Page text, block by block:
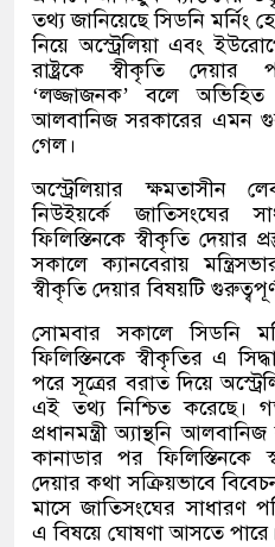
তথ্য জানিয়েছে সিডনি মর্নিং
নিয়ে অস্ট্রেলিয়া এবং
রাষ্ট্রকে স্বীকৃতি দেয়ার
‘লজ্জাজনক’ বলে
আলবানিজ সরকারের এমন
গেল।
অস্ট্রেলিয়ার ক্ষমতাসীন
নিউইয়র্কে জাতিসংঘের
ফিলিস্তিনকে স্বীকৃতি দেয়ার
সকালে ক্যানবেরায়
স্বীকৃতি দেয়ার বিষয়টি
সোমবার সকালে সিডনি
ফিলিস্তিনকে স্বীকৃতির এ
পরে সূত্রের বরাত দিয়ে
এই তথ্য নিশ্চিত করেছে।
প্রধানমন্ত্রী অ্যান্থনি
কানাডার পর ফিলিস্তিনকে
দেয়ার কথা সক্রিয়ভাবে
মাসে জাতিসংঘের সাধারণ
এ বিষয়ে ঘোষণা আসতে পারে।